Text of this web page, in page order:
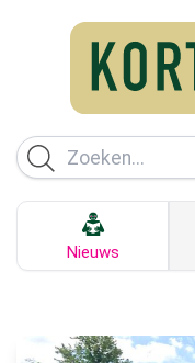
Nieuws